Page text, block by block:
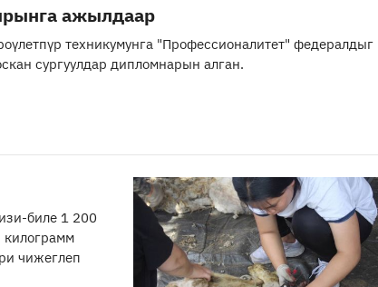
ажылдаар
техникумунга "Профессионалитет" федералдыг
сургуулдар дипломнарын алган.
биле 1 200
килограмм
чижеглеп